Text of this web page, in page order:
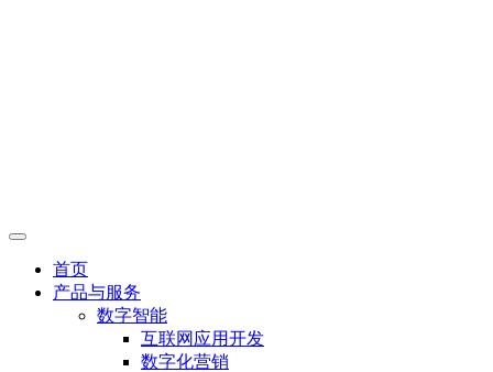
首页
产品与服务
数字智能
互联网应用开发
数字化营销